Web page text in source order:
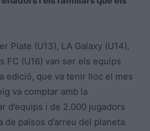
Plate (U13), LA Galaxy (U14),
FC (U16) van ser els equips
edició, que va tenir lloc el mes
va comptar amb la
d’equips i de 2.000 jugadors
de països d’arreu del planeta.